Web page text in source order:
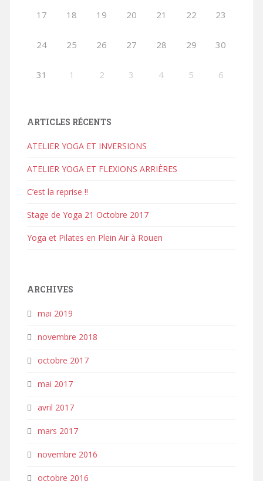
17 18 19 20 21 22 23
24 25 26 27 28 29 30
31 1 2 3 4 5 6
ARTICLES RÉCENTS
ATELIER YOGA ET INVERSIONS
ATELIER YOGA ET FLEXIONS ARRIÈRES
C’est la reprise !!
Stage de Yoga 21 Octobre 2017
Yoga et Pilates en Plein Air à Rouen
ARCHIVES
mai 2019
novembre 2018
octobre 2017
mai 2017
avril 2017
mars 2017
novembre 2016
octobre 2016